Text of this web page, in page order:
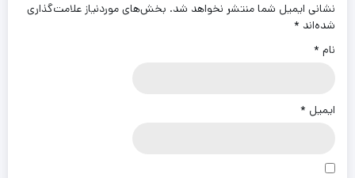
نشانی ایمیل شما منتشر نخواهد شد. بخش‌های موردنیاز علامت‌گذاری
شده‌اند *
نام *
ایمیل *